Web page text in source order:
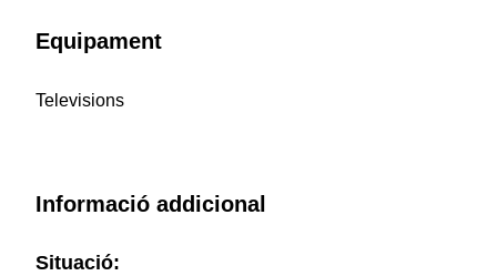
Equipament
Televisions
Informació addicional
Situació: